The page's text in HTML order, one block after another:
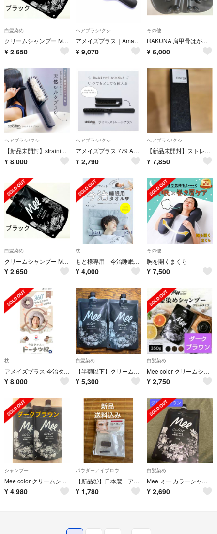
白髪染め
クリームシャンプー Meeカラー★ブラック 350g★白髪染めシャンプー
¥ 2,650
ヘアブラシ/クシ
アメイズプラス｜Amaze Plus AZ-771 ケアストレートブラシ ストレ
¥ 9,070
その他
RAKUNA 肩甲骨はがしピロー
¥ 6,000
ヘアブラシ/クシ
【新品未開封】strainia シルクケアブラシ ヘアブラシ
¥ 8,000
ヘアブラシ/クシ
アメイズプラス 779 AZ-779 ポイントストレートブラシ ストレーニア
¥ 2,790
ヘアブラシ/クシ
【新品未開封】ストレーニアstrania シルクケアブラシ
¥ 7,850
白髪染め
クリームシャンプー Meeカラー★ブラック 350g★白髪染めシャンプー
¥ 2,650
枕
もと様専用 今治睡眠用タオル2 イマバリスイミンヨウタオル2
¥ 4,000
その他
胸を開くまくら
¥ 7,500
枕
アメイズプラス 今治タオルのドーナツ枕 イマバリド-ナツマクラ
¥ 8,000
白髪染め
【半額以下】クリームシャンプーMEE 💓ダークブラウン2袋セット
¥ 5,300
白髪染め
Mee color クリームシャンプー ダークブラウン
¥ 2,750
シャンプー
Mee color クリームシャンプー ダークブラウン350g×２袋 ミーカラー
¥ 4,980
パウダーアイブロウ
【新品①】日本製 アイブロウスタンプ 眉スタンプ 時短 ダークブラウン
¥ 1,780
白髪染め
Mee ミー カラーシャンプー クリームシャンプー GB
¥ 2,690